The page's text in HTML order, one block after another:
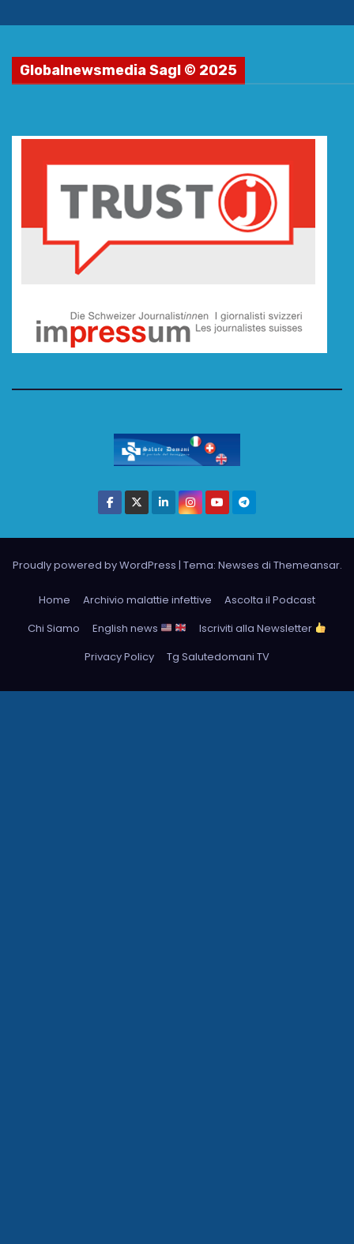
Globalnewsmedia Sagl © 2025
Proudly powered by WordPress | Tema: Newses di Themeansar.
Home Archivio malattie infettive
Ascolta il Podcast
Chi Siamo
English news
Iscriviti alla Newsletter
Privacy Policy
Tg Salutedomani TV